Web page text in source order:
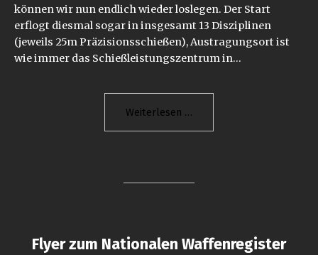
können wir nun endlich wieder loslegen. Der Start
erflogt diesmal sogar in insgesamt 13 Disziplinen
(jeweils 25m Präzisionsschießen), Austragungsort ist
wie immer das Schießleistungszentrum in…
Weiterlesen "Offenes
Pokalschießen
Flyer zum Nationalen Waffenregister